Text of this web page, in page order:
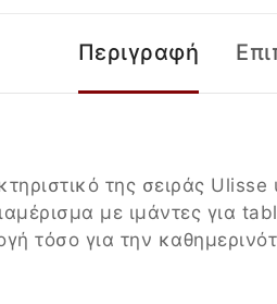
Περιγραφή
της σειράς
με ιμάντες για
τόσο για την